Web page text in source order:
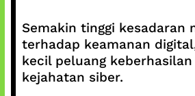
Semakin tinggi kesadaran
terhadap keamanan
kecil peluang
kejahatan siber.